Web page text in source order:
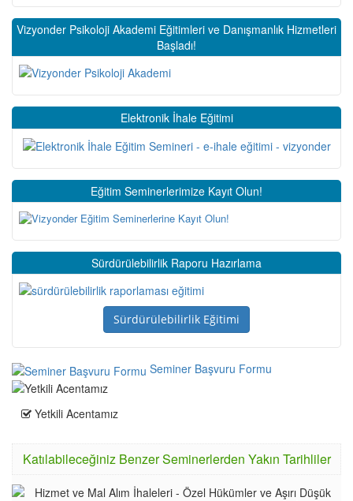
Vizyonder Psikoloji Akademi Eğitimleri ve Danışmanlık Hizmetleri
Başladı!
Elektronik İhale Eğitimi
Eğitim Seminerlerimize Kayıt Olun!
Sürdürülebilirlik Raporu Hazırlama
Sürdürülebilirlik Eğitimi
Seminer Başvuru Formu
Yetkili Acentamız
Katılabileceğiniz Benzer Seminerlerden Yakın Tarihliler